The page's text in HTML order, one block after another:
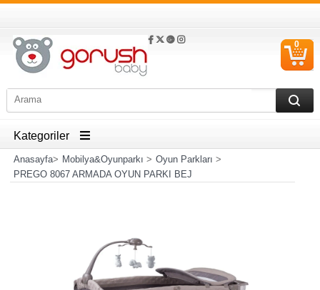
0
Kategoriler
Anasayfa> Mobilya&Oyunparkı > Oyun Parkları >
PREGO 8067 ARMADA OYUN PARKI BEJ